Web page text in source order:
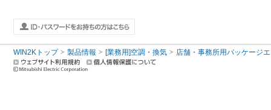
WIN2Kトップ 製品情報 [業務用]空調・換気 店舗・事務所用パッケージ